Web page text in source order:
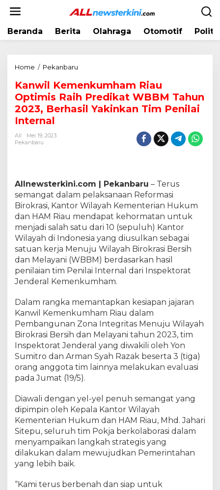
Beranda Berita Olahraga Otomotif
Home / Pekanbaru
n
w
i
u
m
h
a
m
a
u
O
p
i
m
i
s
R
i
h
P
e
d
i
k
a
t
Kanwil Kemenkumham Riau
Optimis Raih Predikat WBBM Tahun
2023, Berhasil Yakinkan Tim Penilai
Internal
All
Mei 19, 2023
Pekanbaru
Allnewsterkini.com | Pekanbaru – Terus
semangat dalam pelaksanaan Reformasi
Birokrasi, Kantor Wilayah Kementerian Hukum
dan HAM Riau mendapat kehormatan untuk
menjadi salah satu dari 10 (sepuluh) Kantor
Wilayah di Indonesia yang diusulkan sebagai
satuan kerja Menuju Wilayah Birokrasi Bersih
dan Melayani (WBBM) berdasarkan hasil
penilaian tim Penilai Internal dari Inspektorat
Jenderal Kemenkumham.
Dalam rangka memantapkan kesiapan jajaran
Kanwil Kemenkumham Riau dalam
Pembangunan Zona Integritas Menuju Wilayah
Birokrasi Bersih dan Melayani tahun 2023, tim
Inspektorat Jenderal yang diwakili oleh Yon
Sumitro dan Arman Syah Razak beserta 3 (tiga)
orang anggota tim lainnya melakukan evaluasi
pada Jumat (19/5).
Diawali dengan yel-yel penuh semangat yang
dipimpin oleh Kepala Kantor Wilayah
Kementerian Hukum dan HAM Riau, Mhd. Jahari
Sitepu, seluruh tim Pokja berkolaborasi dalam
menyampaikan langkah strategis yang
dilakukan dalam mewujudkan Pemerintahan
yang lebih baik.
“Kami terus berbenah dan siap untuk